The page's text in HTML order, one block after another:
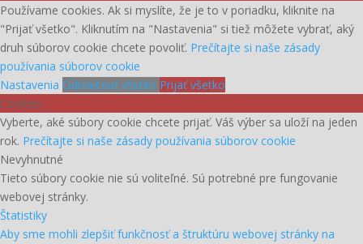
Používame cookies. Ak si myslíte, že je to v poriadku, kliknite na
"Prijať všetko". Kliknutím na "Nastavenia" si tiež môžete vybrať, aký
druh súborov cookie chcete povoliť. Prečítajte si naše zásady
používania súborov cookie
Nastavenia Odmietnuť všetko Prijať všetko
Cookies
Vyberte, aké súbory cookie chcete prijať. Váš výber sa uloží na jeden
rok. Prečítajte si naše zásady používania súborov cookie
Nevyhnutné
Tieto súbory cookie nie sú voliteľné. Sú potrebné pre fungovanie
webovej stránky.
Štatistiky
Aby sme mohli zlepšiť funkčnosť a štruktúru webovej stránky na